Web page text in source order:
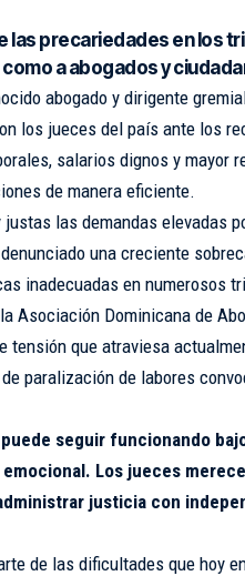
las precariedades en los
a abogados y
abogado y dirigente
los jueces del país ante los
salarios dignos y mayor
de manera eficiente.
las demandas elevadas
una creciente
inadecuadas en numerosos
Asociación Dominicana de
tensión que atraviesa
paralización de labores
seguir funcionando
Los jueces
justicia con
de las dificultades que hoy